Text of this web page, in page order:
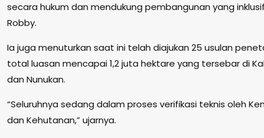
secara hukum dan mendukung pembangunan yang
Robby.
Ia juga menuturkan saat ini telah diajukan 25 usulan
total luasan mencapai 1,2 juta hektare yang tersebar di
dan Nunukan.
“Seluruhnya sedang dalam proses verifikasi teknis oleh
dan Kehutanan,” ujarnya.